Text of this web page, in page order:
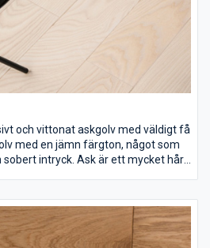
och vittonat askgolv med väldigt få
med en jämn färgton, något som
intryck. Ask är ett mycket hårt
golvet är med sin ljusa ton lika